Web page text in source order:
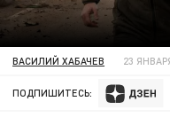
ВАСИЛИЙ ХАБАЧЕВ 23
ПОДПИШИТЕСЬ: